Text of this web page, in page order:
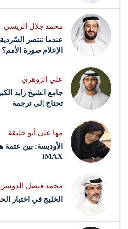
حول النمو الاقتصادي…
محمد جلال الريسي
عندما تنتصر
الإعلام صورة الأمم؟
علي الزوهري
جامع الشيخ زايد
تحتاج إلى ترجمة
مها علي أبو حليقة
الأوديسة: بين
IMAX
محمد فيصل
‏الخليج في اختبار